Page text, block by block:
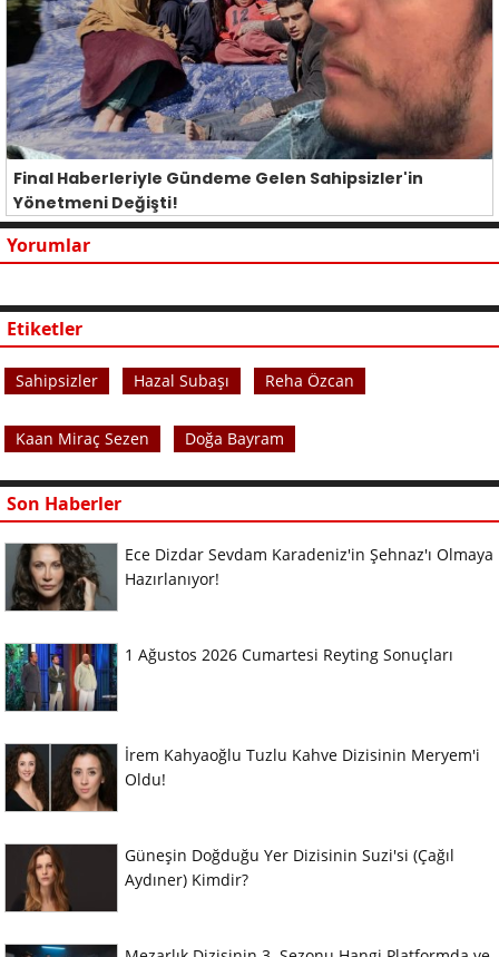
Final Haberleriyle Gündeme Gelen Sahipsizler'in
Yönetmeni Değişti!
Yorumlar
Etiketler
Sahipsizler Hazal Subaşı Reha Özcan
Kaan Miraç Sezen Doğa Bayram
Son Haberler
Ece Dizdar Sevdam Karadeniz'in Şehnaz'ı Olmaya
Hazırlanıyor!
1 Ağustos 2026 Cumartesi Reyting Sonuçları
İrem Kahyaoğlu Tuzlu Kahve Dizisinin Meryem'i
Oldu!
Güneşin Doğduğu Yer Dizisinin Suzi'si (Çağıl
Aydıner) Kimdir?